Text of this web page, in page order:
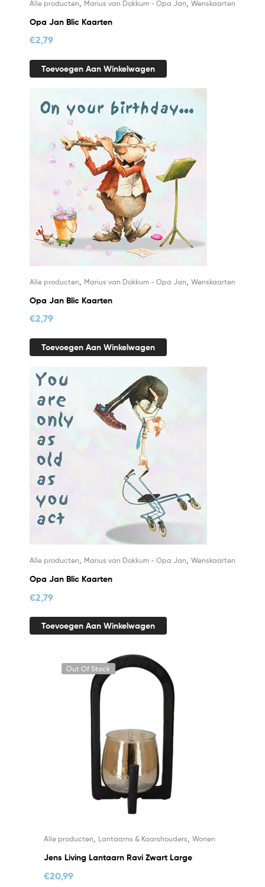
Alle producten Marius van Dokkum - Opa Jan Wenskaarten
Opa Jan Blic Kaarten
€2,79
Toevoegen Aan Winkelwagen
Alle producten Marius van Dokkum - Opa Jan Wenskaarten
Opa Jan Blic Kaarten
€2,79
Toevoegen Aan Winkelwagen
Alle producten Marius van Dokkum - Opa Jan Wenskaarten
Opa Jan Blic Kaarten
€2,79
Toevoegen Aan Winkelwagen
Out Of Stock
Alle producten Lantaarns & Kaarshouders Wonen
Jens Living Lantaarn Ravi Zwart Large
€20,99